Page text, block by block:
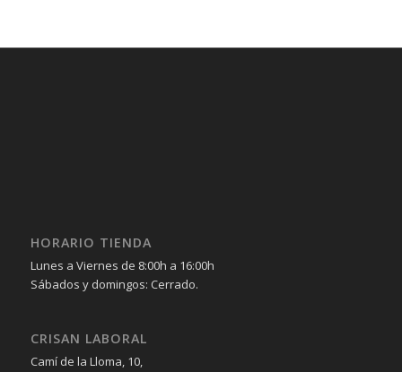
HORARIO TIENDA
Lunes a Viernes de 8:00h a 16:00h
Sábados y domingos: Cerrado.
CRISAN LABORAL
Camí de la Lloma, 10,